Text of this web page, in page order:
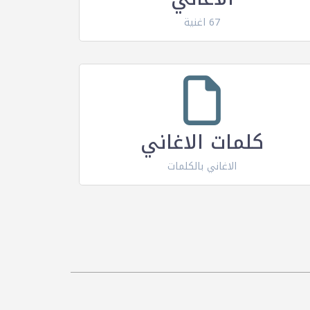
67 اغنية
كلمات الاغاني
الاغاني بالكلمات